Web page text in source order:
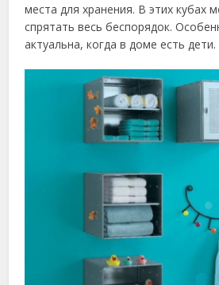
места для хранения. В этих кубах
спрятать весь беспорядок.
актуальна, когда в доме есть дети.